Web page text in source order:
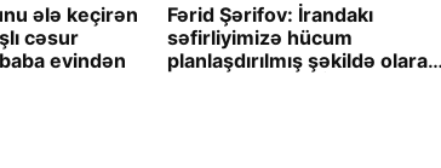
ələ keçirən
cəsur
evindən
Fərid Şərifov: İrandakı
səfirliyimizə hücum
planlaşdırılmış şəkildə olaraq